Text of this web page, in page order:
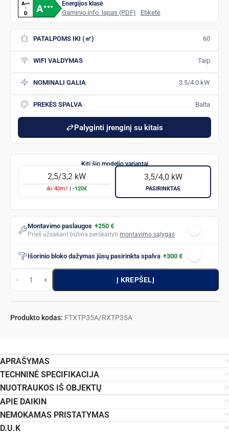
A+++
↑
D A+++ Energijos klasė
Gaminio info. lapas (PDF) · Etiketė
PATALPOMS IKI (㎡) 60
WIFI VALDYMAS Taip
NOMINALI GALIA 3.5/4.0 kW
PREKĖS SPALVA Balta
Palyginti įrenginį su kitais
2,5/3,2 kW
iki 40m2 -120€
3,5/4,0 kW
PASIRINKTAS
Montavimo paslaugos +250 €
Prieš užsakant būtina perskaityti montavimo sąlygas
Išorinio bloko dažymas jūsų pasirinkta spalva +300 €
Į KREPŠELĮ
Produkto kodas: FTXTP35A/RXTP35A
APRAŠYMAS
TECHNINĖ SPECIFIKACIJA
NUOTRAUKOS IŠ OBJEKTŲ
APIE DAIKIN
NEMOKAMAS PRISTATYMAS
D.U.K